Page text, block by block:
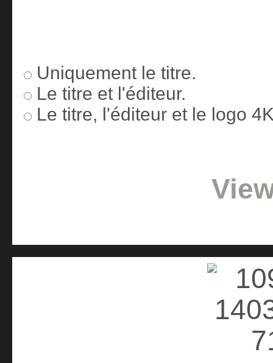
Uniquement le titre.
Le titre et l'éditeur.
Le titre, l'éditeur et le logo